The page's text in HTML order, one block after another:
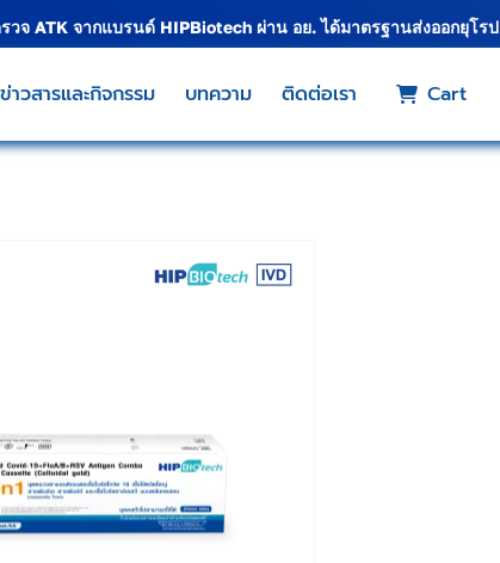
วจ ATK จากแบรนด์ HIPBiotech ผ่าน อย. ได้มาตรฐานส่งออกยุโรป
ข่าวสารและกิจกรรม บทความ ติดต่อเรา Cart